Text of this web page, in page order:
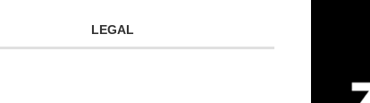
LEGAL